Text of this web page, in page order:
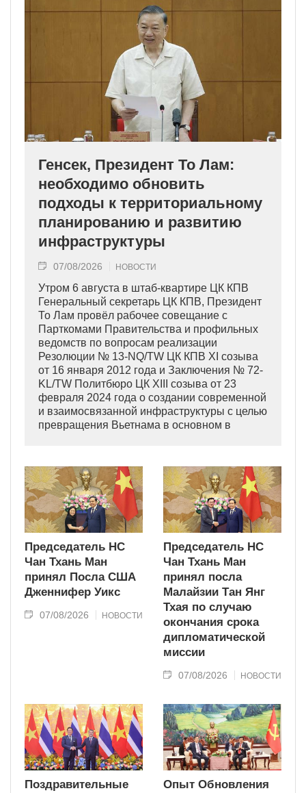
Генсек, Президент То Лам:
необходимо обновить
подходы к территориальному
планированию и развитию
инфраструктуры
07/08/2026 НОВОСТИ
Утром 6 августа в штаб-квартире ЦК КПВ
Генеральный секретарь ЦК КПВ, Президент
То Лам провёл рабочее совещание с
Парткомами Правительства и профильных
ведомств по вопросам реализации
Резолюции № 13-NQ/TW ЦК КПВ XI созыва
от 16 января 2012 года и Заключения № 72-
KL/TW Политбюро ЦК XIII созыва от 23
февраля 2024 года о создании современной
и взаимосвязанной инфраструктуры с целью
превращения Вьетнама в основном в
Председатель НС
Чан Тхань Ман
принял Посла США
Дженнифер Уикс
07/08/2026 НОВОСТИ
Председатель НС
Чан Тхань Ман
принял посла
Малайзии Тан Янг
Тхая по случаю
окончания срока
дипломатической
миссии
07/08/2026 НОВОСТИ
Поздравительные
Опыт Обновления